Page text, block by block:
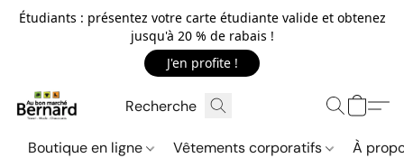
Étudiants : présentez votre carte étudiante valide et obtenez
jusqu'à 20 % de rabais !
J'en profite !
Boutique en ligne Vêtements corporatifs À